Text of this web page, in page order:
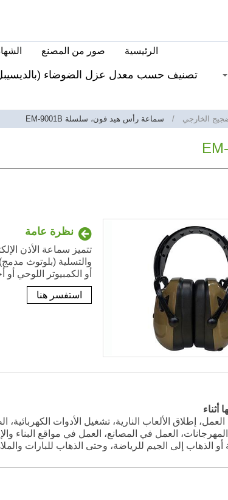
الرئيسية صور من المصنع
تصنيف حسب معدل عزل الضوضاء
الخارجي سماعة رأس هيد فون، سلسلة EM-9001B
نظرة عامة
تتميز سماعة الأذن
والتسلية (بلوتوث
أو الكمبيوتر اللوحي
استفسر هنا
أثناء
العمل، إطلاق الألعاب النارية، تشغيل الأدوات
المهرجانات، العمل في المصانع، العمل في مواقع البناء
أو الذهاب إلى الجيم للرياضة، وحتى الذهاب للبارات